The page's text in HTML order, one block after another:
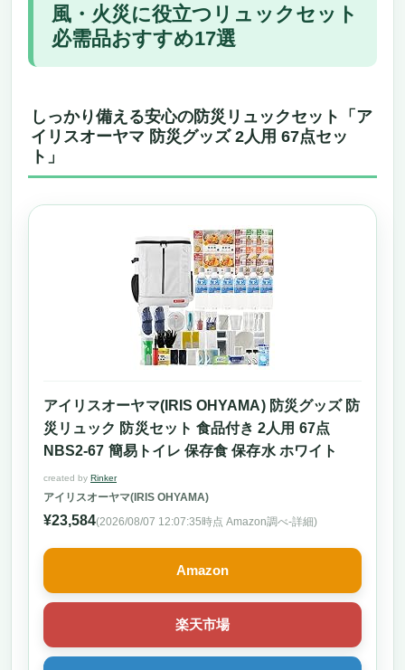
地震・台風・火災などあらゆる災害に対応！
万全の防災グッズが揃ったリュックセット
感染症対策も万全！現代の避難生活にフィッ
使えるものだけを厳選！約300点の防災グッ
ズ検証を経て完成した信頼のセット
こんな方にはおすすめできません
充実装備で安心の備え！「HIH plus ハザードス
クエアリュック1人用 防災セット」
地震・台風・火災など非常時に頼れる防災リ
ュックセット
情報収集と安全確保に強い味方！多機能防災
ラジオと光るスマホケース
食料・衛生用品まで万全の備えで避難生活も
ポイント
万全の備えで安心避難！「Relieved Life 防災セ
ット 2人用 シュラフ付き」
地震・台風・火災に対応する充実の必需品セ
ット
電池不要の手回しラジオライト＆高照度3in1
生活を支える必須アイテムが盛りだくさん！
すぐに行動可能
こんな方におすすめ
風・火災に役立つリュックセット
必需品おすすめ17選
しっかり備える安心の防災リュックセット「ア
イリスオーヤマ 防災グッズ 2人用 67点セッ
ト」
アイリスオーヤマ(IRIS OHYAMA) 防災グッズ 防
災リュック 防災セット 食品付き 2人用 67点
NBS2-67 簡易トイレ 保存食 保存水 ホワイト
created by Rinker
アイリスオーヤマ(IRIS OHYAMA)
¥23,584(2026/08/07 12:07:35時点 Amazon調べ-詳細)
Amazon
楽天市場